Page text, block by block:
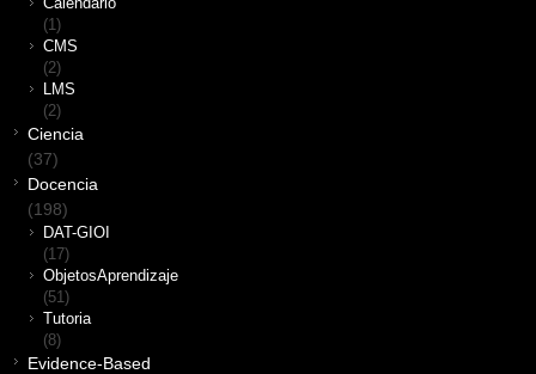
(1)
CMS
(2)
LMS
(2)
Ciencia
(37)
Docencia
(198)
DAT-GIOI
(17)
ObjetosAprendizaje
(51)
Tutoria
(8)
Evidence-Based